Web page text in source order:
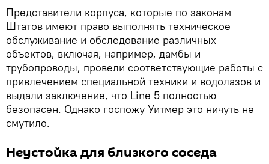
Представители корпуса, которые по законам
Штатов имеют право выполнять техническое
обслуживание и обследование различных
объектов, включая, например, дамбы и
трубопроводы, провели соответствующие работы с
привлечением специальной техники и водолазов и
выдали заключение, что Line 5 полностью
безопасен. Однако госпожу Уитмер это ничуть не
смутило.
Неустойка для близкого соседа